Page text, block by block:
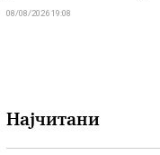
08/08/2026 19:08
Најчитани